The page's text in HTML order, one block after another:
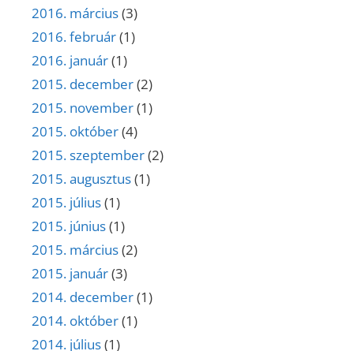
2016. március(3)
2016. február(1)
2016. január(1)
2015. december(2)
2015. november(1)
2015. október(4)
2015. szeptember(2)
2015. augusztus(1)
2015. július(1)
2015. június(1)
2015. március(2)
2015. január(3)
2014. december(1)
2014. október(1)
2014. július(1)